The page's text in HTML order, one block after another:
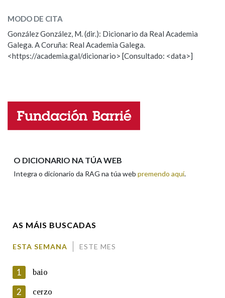
Na fraseoloxía
Marcas gramaticais
ESCOLLE UNHA OPCIÓN:
Observación Hai un erro na palabra
Propoño mellorar a definición
Nome
MODO DE CITA
González González, M. (dir.): Dicionario da Real Academia
Galega. A Coruña: Real Academia Galega.
<https://academia.gal/dicionario> [Consultado: <data>]
O DICIONARIO NA TÚA WEB
Integra o dicionario da RAG na túa web premendo aquí.
AS MÁIS BUSCADAS
ESTA SEMANA ESTE MES
1 baio
2 cerzo